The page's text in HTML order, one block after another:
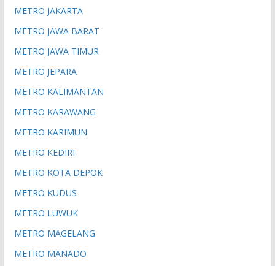
METRO JAKARTA
METRO JAWA BARAT
METRO JAWA TIMUR
METRO JEPARA
METRO KALIMANTAN
METRO KARAWANG
METRO KARIMUN
METRO KEDIRI
METRO KOTA DEPOK
METRO KUDUS
METRO LUWUK
METRO MAGELANG
METRO MANADO